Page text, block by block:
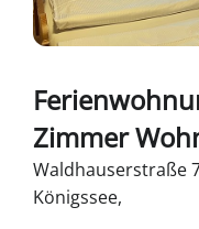
Zimmer
Waldhauserstraße
Königssee,